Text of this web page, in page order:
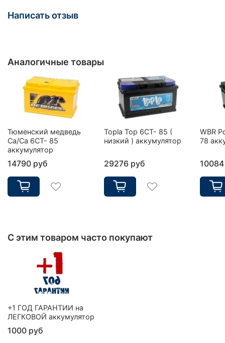
Написать отзыв
Аналогичные товары
Тюменский медведь
Ca/Ca 6CT- 85
аккумулятор
14790 руб
Topla Top 6CT- 85 (
низкий ) аккумулятор
29276 руб
WBR
78
С этим товаром часто покупают
+1 ГОД ГАРАНТИИ на
ЛЕГКОВОЙ аккумулятор
1000 руб